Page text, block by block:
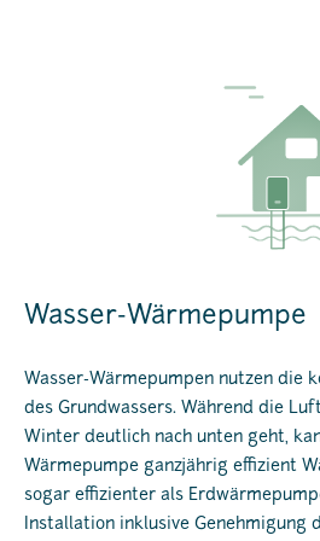
Wasser-Wärmepumpe
Wasser-Wärmepumpen nutzen die
des Grundwassers. Während die
Winter deutlich nach unten geht,
Wärmepumpe ganzjährig effizient
sogar effizienter als
Installation inklusive Genehmigung